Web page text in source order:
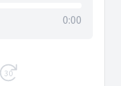
0:00
30